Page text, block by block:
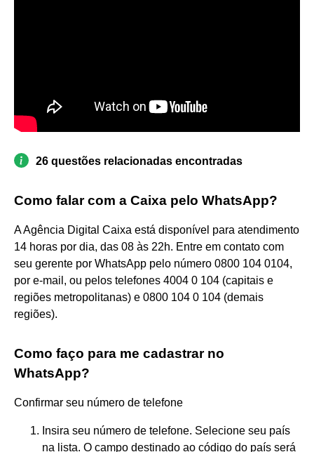
26 questões relacionadas encontradas
Como falar com a Caixa pelo WhatsApp?
A Agência Digital Caixa está disponível para atendimento
14 horas por dia, das 08 às 22h. Entre em contato com
seu gerente por WhatsApp pelo número 0800 104 0104,
por e-mail, ou pelos telefones 4004 0 104 (capitais e
regiões metropolitanas) e 0800 104 0 104 (demais
regiões).
Como faço para me cadastrar no
WhatsApp?
Confirmar seu número de telefone
Insira seu número de telefone. Selecione seu país
na lista. O campo destinado ao código do país será